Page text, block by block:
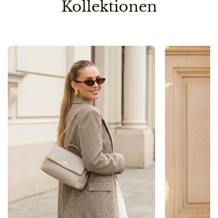
auch die zweite/dritte Ware auf Lager ist.
So sparen wir einen Versandweg und belasten die
Umwelt nicht unnötig.
Pflegehinweis
Bitte vermeidet den Kontakt zu Desinfektionsmittel
oder anderen chemischen Substanzen, da die
Oberfläche dadurch angegriffen werden kann.
Kollektionen